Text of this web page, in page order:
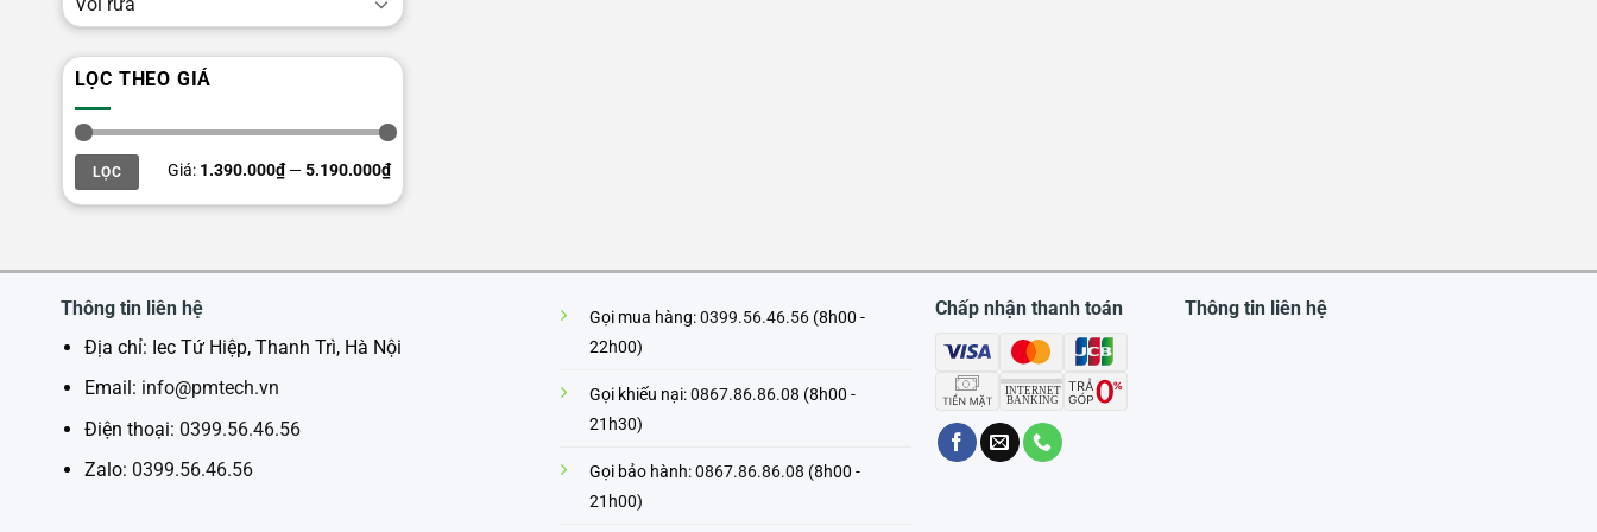
LỌC THEO GIÁ
Giá
thấp
nhất
Giá
cao
nhất
LỌC Giá: 1.390.000₫—5.190.000₫
Thông tin liên hệ
Địa chỉ: Iec Tứ Hiệp, Thanh Trì, Hà Nội
Email: info@pmtech.vn
Điện thoại: 0399.56.46.56
Zalo: 0399.56.46.56
Gọi mua hàng:0399.56.46.56 (8h00 -
22h00)
Gọi khiếu nại:0867.86.86.08 (8h00 -
21h30)
Gọi bảo hành:0867.86.86.08 (8h00 -
21h00)
Chấp nhận thanh toán Thông tin liên hệ